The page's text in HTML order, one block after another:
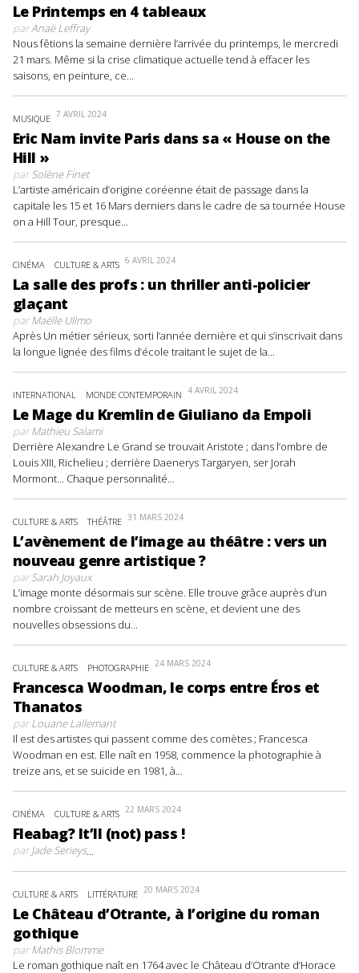
Le Printemps en 4 tableaux
parAnaë Leffray
Nous fêtions la semaine dernière l’arrivée du printemps, le mercredi
21 mars. Même si la crise climatique actuelle tend à effacer les
saisons, en peinture, ce...
MUSIQUE 7 AVRIL 2024
Eric Nam invite Paris dans sa « House on the
Hill »
parSolène Finet
L’artiste américain d’origine coréenne était de passage dans la
capitale les 15 et 16 Mars derniers dans le cadre de sa tournée House
on a Hill Tour, presque...
CINÉMA CULTURE & ARTS 6 AVRIL 2024
La salle des profs : un thriller anti-policier
glaçant
parMaëlle Ullmo
Après Un métier sérieux, sorti l’année dernière et qui s’inscrivait dans
la longue lignée des films d’école traitant le sujet de la...
INTERNATIONAL MONDE CONTEMPORAIN 4 AVRIL 2024
Le Mage du Kremlin de Giuliano da Empoli
parMathieu Salami
Derrière Alexandre Le Grand se trouvait Aristote ; dans l’ombre de
Louis XIII, Richelieu ; derrière Daenerys Targaryen, ser Jorah
Mormont… Chaque personnalité...
CULTURE & ARTS THÉÂTRE 31 MARS 2024
L’avènement de l’image au théâtre : vers un
nouveau genre artistique ?
parSarah Joyaux
L’image monte désormais sur scène. Elle trouve grâce auprès d’un
nombre croissant de metteurs en scène, et devient une des
nouvelles obsessions du...
CULTURE & ARTS PHOTOGRAPHIE 24 MARS 2024
Francesca Woodman, le corps entre Éros et
Thanatos
parLouane Lallemant
Il est des artistes qui passent comme des comètes ; Francesca
Woodman en est. Elle naît en 1958, commence la photographie à
treize ans, et se suicide en 1981, à...
CINÉMA CULTURE & ARTS 22 MARS 2024
Fleabag? It’ll (not) pass !
parJade Serieys...
CULTURE & ARTS LITTÉRATURE 20 MARS 2024
Le Château d’Otrante, à l’origine du roman
gothique
parMathis Blomme
Le roman gothique naît en 1764 avec le Château d’Otrante d’Horace